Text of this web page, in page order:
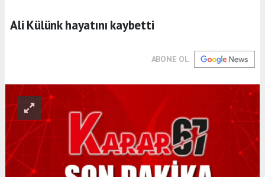
Ali Külünk hayatını kaybetti
ABONE OL